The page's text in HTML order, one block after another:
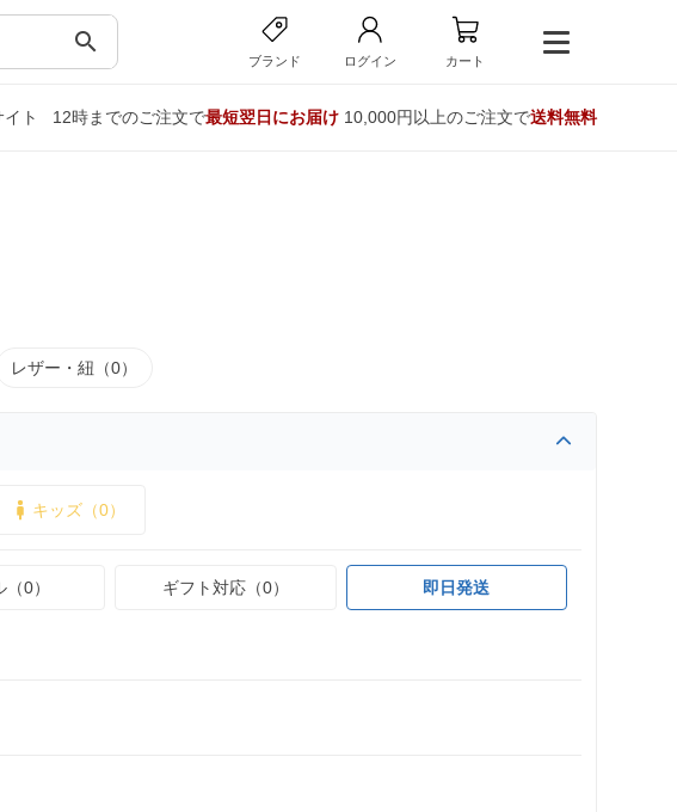
search
ブランド ログイン カート
ト 12時までのご注文で最短翌日にお届け10,000円以上のご注文で送料無料
レザー・紐（0）
キッズ（0）
0） ギフト対応（0） 即日発送